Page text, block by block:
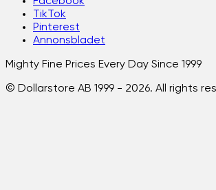
TikTok
Pinterest
Annonsbladet
Mighty Fine Prices Every Day Since 1999
© Dollarstore AB 1999 - 2026. All rights